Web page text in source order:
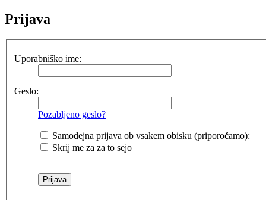
Prijava
Uporabniško ime:
Geslo:
Pozabljeno geslo?
Samodejna prijava ob vsakem obisku (priporočamo):
Skrij me za za to sejo